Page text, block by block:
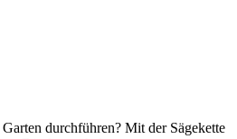
durchführen? Mit der Sägekette